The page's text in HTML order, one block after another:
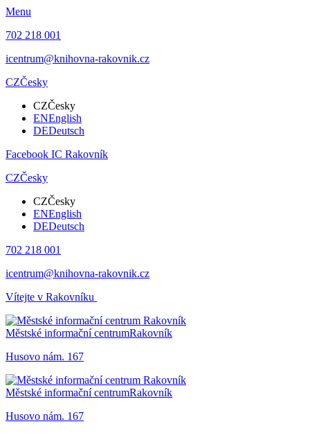
Menu
702 218 001
icentrum@knihovna-rakovnik.cz
CZČesky
CZČesky
ENEnglish
DEDeutsch
Facebook IC Rakovník
CZČesky
CZČesky
ENEnglish
DEDeutsch
702 218 001
icentrum@knihovna-rakovnik.cz
Vítejte v Rakovníku
Městské informační centrumRakovník
Husovo nám. 167
Městské informační centrumRakovník
Husovo nám. 167